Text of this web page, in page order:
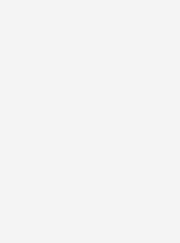
forcierte Energiewende
der extrem hohen
des BDH. Damit diese
werden können, bedürfe
und erneuerbaren Energien im
insbesondere die Förderung
ausgebaut werden. ■